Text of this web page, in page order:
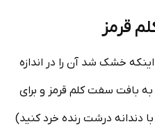
قرمز
خشک شد آن را در اندازه
به بافت سفت کلم قرمز و برای
دندانه درشت رنده خرد کنید)